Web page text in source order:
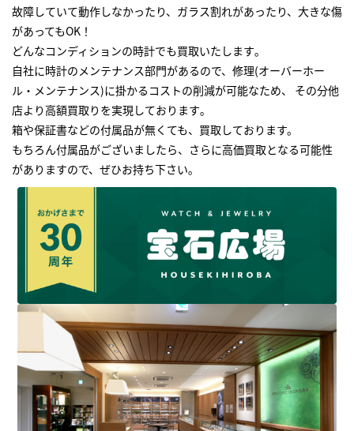
故障していて動作しなかったり、ガラス割れがあったり、大きな傷
があってもOK！
どんなコンディションの時計でも買取いたします｡
自社に時計のメンテナンス部門があるので、修理(オーバーホー
ル・メンテナンス)に掛かるコストの削減が可能なため、 その分他
店より高額買取りを実現しております｡
箱や保証書などの付属品が無くても、買取しております。
もちろん付属品がございましたら、さらに高価買取となる可能性
がありますので、ぜひお持ち下さい｡